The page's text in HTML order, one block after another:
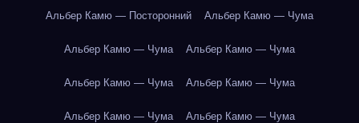
Альбер Камю — Посторонний Альбер Камю — Чума
Альбер Камю — Чума Альбер Камю — Чума
Альбер Камю — Чума Альбер Камю — Чума
Альбер Камю — Чума Альбер Камю — Чума